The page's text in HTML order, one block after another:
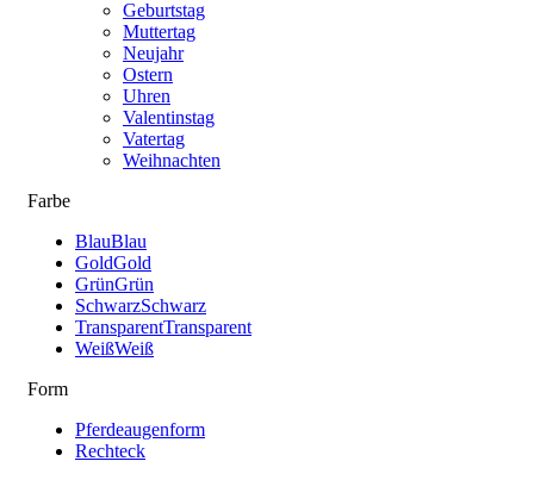
Geburtstag
Muttertag
Neujahr
Ostern
Uhren
Valentinstag
Vatertag
Weihnachten
Farbe
BlauBlau
GoldGold
GrünGrün
SchwarzSchwarz
TransparentTransparent
WeißWeiß
Form
Pferdeaugenform
Rechteck